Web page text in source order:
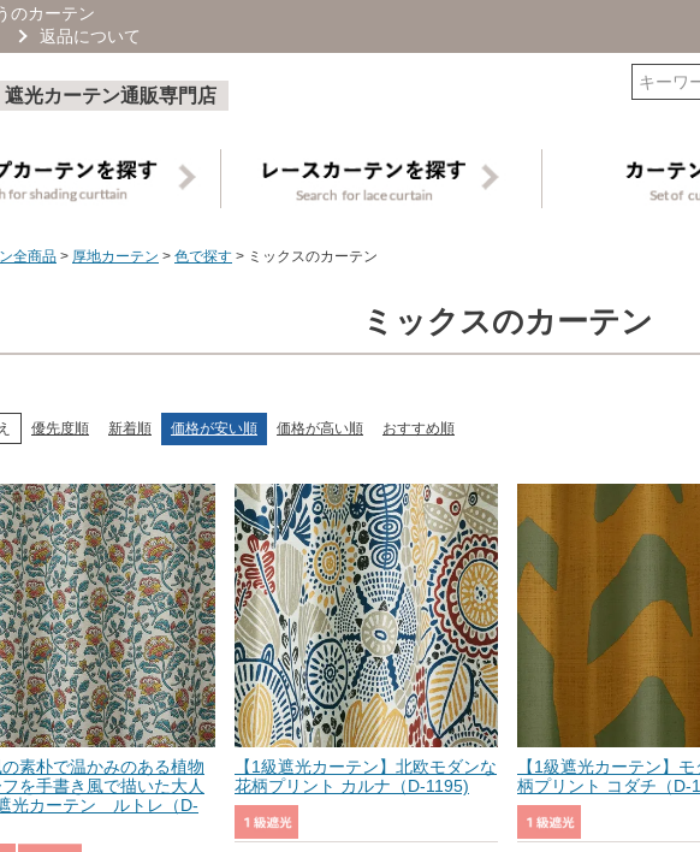
のカーテン
返品について
遮光カーテン通販専門店
全商品 厚地カーテン 色で探す ミックスのカーテン
ミックスのカーテン
優先度順 新着順 価格が安い順 価格が高い順 おすすめ順
素朴で温かみのある植物
を手書き風で描いた大人
光カーテン ルトレ（D-
【1級遮光カーテン】北欧モダンな
花柄プリント カルナ（D-1195)
【1級遮光カーテン】
柄プリント コダチ（D-